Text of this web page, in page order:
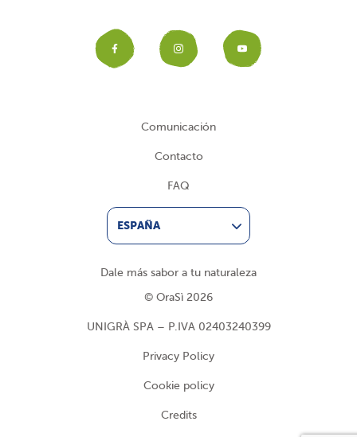
Facebook
Instagram
Comunicación
Contacto
FAQ
ESPAÑA
Dale más sabor a tu naturaleza
© OraSì 2026
UNIGRÀ SPA – P.IVA 02403240399
Privacy Policy
Cookie policy
Credits